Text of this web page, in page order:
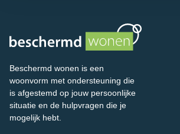
Beschermd wonen is een
woonvorm met ondersteuning die
is afgestemd op jouw persoonlijke
situatie en de hulpvragen die je
mogelijk hebt.